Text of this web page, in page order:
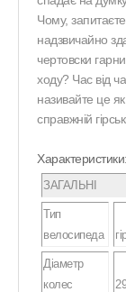
Чому,
надзвичайно
чертовски
ходу? Час від
називайте це
справжній
Характеристики:
ЗАГАЛЬНІ
Тип
велосипеда
Діаметр
колес
29